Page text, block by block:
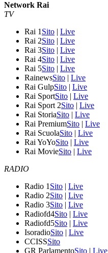
Network Rai
TV
Rai 1 Sito | Live
Rai 2Sito | Live
Rai 3Sito | Live
Rai 4Sito | Live
Rai 5Sito | Live
RainewsSito | Live
Rai GulpSito | Live
Rai SportSito | Live
Rai Sport 2Sito | Live
Rai StoriaSito | Live
Rai PremiumSito | Live
Rai ScuolaSito | Live
Rai YoYoSito | Live
Rai MovieSito | Live
RADIO
Radio 1 Sito | Live
Radio 2Sito | Live
Radio 3Sito | Live
Radiofd4Sito | Live
Radiofd5Sito | Live
IsoradioSito | Live
CCISSSito
GR ParlamentoSito | Live